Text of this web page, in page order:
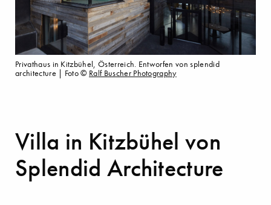
Villa in Kitzbühel von
Splendid Architecture
Privathaus in Kitzbühel, Österreich. Entworfen von splendid
architecture | Foto © Ralf Buscher Photography